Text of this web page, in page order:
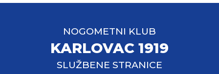
NOGOMETNI KLUB
KARLOVAC 1919
SLUŽBENE STRANICE